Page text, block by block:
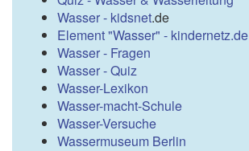
Wasser - kidsnet.de
Element "Wasser" - kindernetz.de
Wasser - Fragen
Wasser - Quiz
Wasser-Lexikon
Wasser-macht-Schule
Wasser-Versuche
Wassermuseum Berlin